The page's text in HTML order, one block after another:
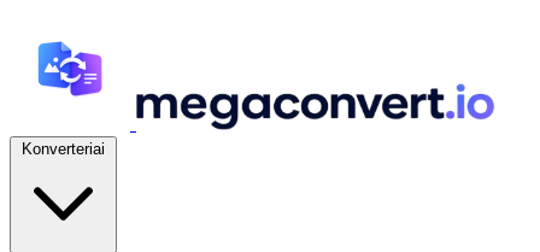
Konverteriai